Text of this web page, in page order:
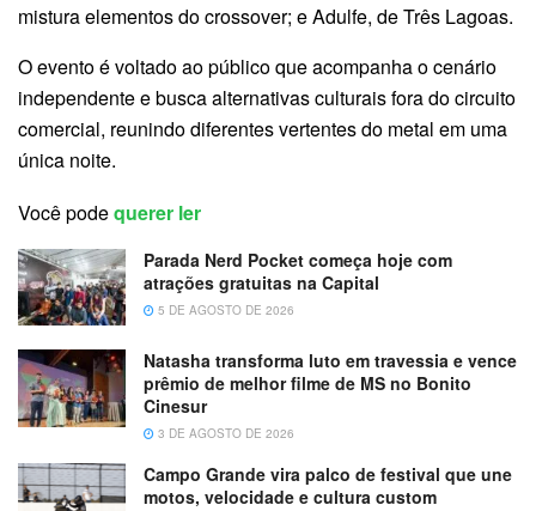
mistura elementos do crossover; e Adulfe, de Três Lagoas.
O evento é voltado ao público que acompanha o cenário
independente e busca alternativas culturais fora do circuito
comercial, reunindo diferentes vertentes do metal em uma
única noite.
Você podequerer ler
Parada Nerd Pocket começa hoje com
atrações gratuitas na Capital
5 DE AGOSTO DE 2026
Natasha transforma luto em travessia e vence
prêmio de melhor filme de MS no Bonito
Cinesur
3 DE AGOSTO DE 2026
Campo Grande vira palco de festival que une
motos, velocidade e cultura custom